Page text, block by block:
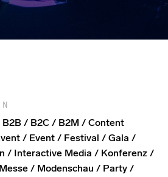
B2B B2C B2M
Content
Event Festival
Gala
Interactive Media
Konferenz
Messe Modenschau
Party